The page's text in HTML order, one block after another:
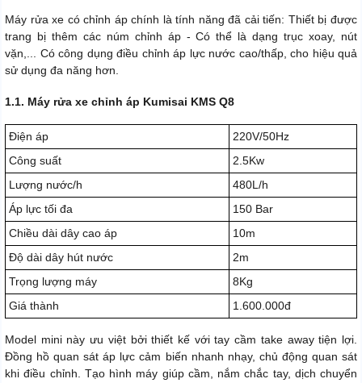
Máy rửa xe có chỉnh áp chính là tính năng đã cải tiến: Thiết bị được
trang bị thêm các núm chỉnh áp - Có thể là dạng trục xoay, nút
vặn,... Có công dụng điều chỉnh áp lực nước cao/thấp, cho hiệu quả
sử dụng đa năng hơn.
1.1. Máy rửa xe chỉnh áp Kumisai KMS Q8
Điện áp
220V/50Hz
Công suất
2.5Kw
Lượng nước/h
480L/h
Áp lực tối đa
150 Bar
Chiều dài dây cao áp
10m
Độ dài dây hút nước
2m
Trọng lượng máy
8Kg
Giá thành
1.600.000đ
Model mini này ưu việt bởi thiết kế với tay cầm take away tiện lợi.
Đồng hồ quan sát áp lực cảm biến nhanh nhạy, chủ động quan sát
khi điều chỉnh. Tạo hình máy giúp cầm, nắm chắc tay, dịch chuyển